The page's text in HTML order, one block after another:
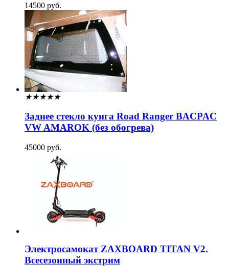
14500 руб.
★★★★★
Заднее стекло кунга Road Ranger BACPAC
VW AMAROK (без обогрева)
45000 руб.
Электросамокат ZAXBOARD TITAN V2.
Всесезонный экстрим